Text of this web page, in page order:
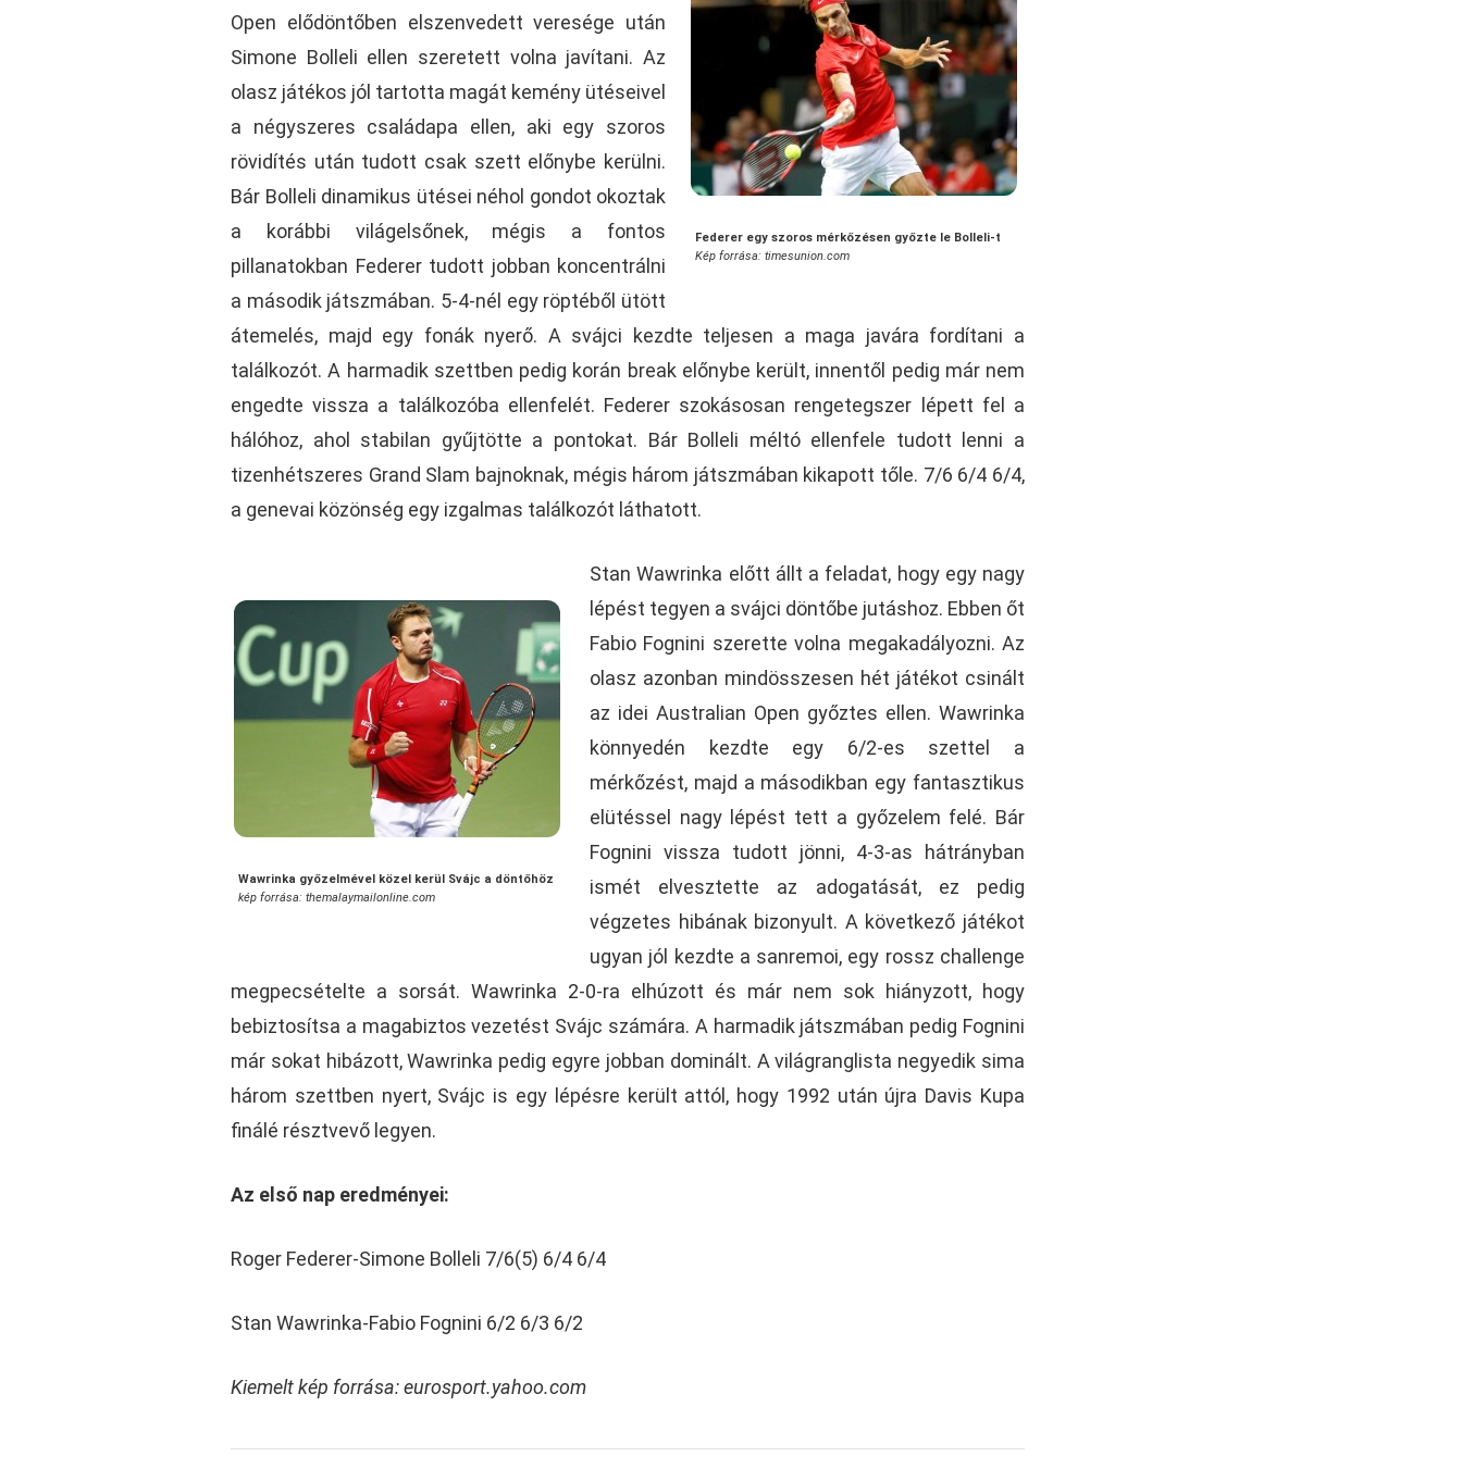
Federer egy szoros mérkőzésen győzte le Bolleli-t
Kép forrása: timesunion.com
Open elődöntőben elszenvedett veresége után
Simone Bolleli ellen szeretett volna javítani. Az
olasz játékos jól tartotta magát kemény ütéseivel
a négyszeres családapa ellen, aki egy szoros
rövidítés után tudott csak szett előnybe kerülni.
Bár Bolleli dinamikus ütései néhol gondot okoztak
a korábbi világelsőnek, mégis a fontos
pillanatokban Federer tudott jobban koncentrálni
a második játszmában. 5-4-nél egy röptéből ütött
átemelés, majd egy fonák nyerő. A svájci kezdte teljesen a maga javára fordítani a
találkozót. A harmadik szettben pedig korán break előnybe került, innentől pedig már nem
engedte vissza a találkozóba ellenfelét. Federer szokásosan rengetegszer lépett fel a
hálóhoz, ahol stabilan gyűjtötte a pontokat. Bár Bolleli méltó ellenfele tudott lenni a
tizenhétszeres Grand Slam bajnoknak, mégis három játszmában kikapott tőle. 7/6 6/4 6/4,
a genevai közönség egy izgalmas találkozót láthatott.
Wawrinka győzelmével közel kerül Svájc a döntőhöz
kép forrása: themalaymailonline.com
Stan Wawrinka előtt állt a feladat, hogy egy nagy
lépést tegyen a svájci döntőbe jutáshoz. Ebben őt
Fabio Fognini szerette volna megakadályozni. Az
olasz azonban mindösszesen hét játékot csinált
az idei Australian Open győztes ellen. Wawrinka
könnyedén kezdte egy 6/2-es szettel a
mérkőzést, majd a másodikban egy fantasztikus
elütéssel nagy lépést tett a győzelem felé. Bár
Fognini vissza tudott jönni, 4-3-as hátrányban
ismét elvesztette az adogatását, ez pedig
végzetes hibának bizonyult. A következő játékot
ugyan jól kezdte a sanremoi, egy rossz challenge
megpecsételte a sorsát. Wawrinka 2-0-ra elhúzott és már nem sok hiányzott, hogy
bebiztosítsa a magabiztos vezetést Svájc számára. A harmadik játszmában pedig Fognini
már sokat hibázott, Wawrinka pedig egyre jobban dominált. A világranglista negyedik sima
három szettben nyert, Svájc is egy lépésre került attól, hogy 1992 után újra Davis Kupa
finálé résztvevő legyen.
Az első nap eredményei:
Roger Federer-Simone Bolleli 7/6(5) 6/4 6/4
Stan Wawrinka-Fabio Fognini 6/2 6/3 6/2
Kiemelt kép forrása: eurosport.yahoo.com